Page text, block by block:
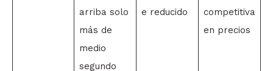
arriba solo
más de
medio
segundo
e reducido
competitiva
en precios